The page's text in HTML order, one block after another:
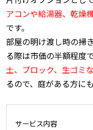
アコンや給湯器、乾燥
です。
部屋の明け渡し時の掃
る際は市価の半額程度
土、ブロック、生ゴミ
るので、庭がある方に
サービス内容